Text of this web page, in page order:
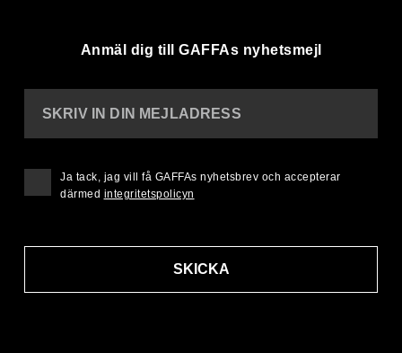
Anmäl dig till GAFFAs nyhetsmejl
SKRIV IN DIN MEJLADRESS
SKICKA
Ja tack, jag vill få GAFFAs nyhetsbrev och accepterar
därmed integritetspolicyn